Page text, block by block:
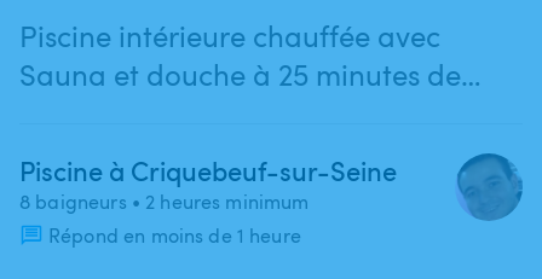
Piscine intérieure chauffée avec
Sauna et douche à 25 minutes de
Piscine à Criquebeuf-sur-Seine
8 baigneurs • 2 heures minimum
Répond en moins de 1 heure